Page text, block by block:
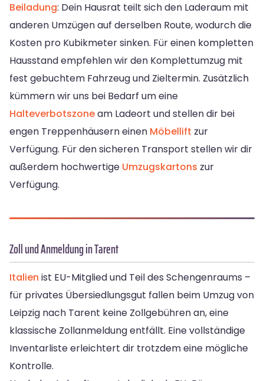
Beiladung: Dein Hausrat teilt sich den Laderaum mit
anderen Umzügen auf derselben Route, wodurch die
Kosten pro Kubikmeter sinken. Für einen kompletten
Hausstand empfehlen wir den Komplettumzug mit
fest gebuchtem Fahrzeug und Zieltermin. Zusätzlich
kümmern wir uns bei Bedarf um eine
Halteverbotszoneam Ladeort und stellen dir bei
engen Treppenhäusern einen Möbellift zur
Verfügung. Für den sicheren Transport stellen wir dir
außerdem hochwertige Umzugskartons zur
Verfügung.
Zoll und Anmeldung in Tarent
Italien ist EU-Mitglied und Teil des Schengenraums –
für privates Übersiedlungsgut fallen beim Umzug von
Leipzig nach Tarent keine Zollgebühren an, eine
klassische Zollanmeldung entfällt. Eine vollständige
Inventarliste erleichtert dir trotzdem eine mögliche
Kontrolle.